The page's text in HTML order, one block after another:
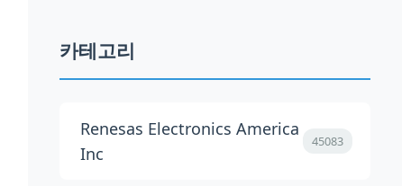
카테고리
Renesas Electronics America
Inc
45083